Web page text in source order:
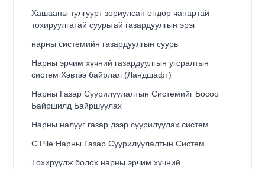
Хашааны тулгуурт зориулсан өндөр чанартай
тохируулгатай суурьтай газардуулгын эрэг
нарны системийн газардуулгын суурь
Нарны эрчим хүчний газардуулгын угсралтын
систем Хэвтээ байрлал (Ландшафт)
Нарны Газар Суурилуулалтын Системийг Босоо
Байршилд Байршуулах
Нарны налууг газар дээр суурилуулах систем
C Pile Нарны Газар Суурилуулалтын Систем
Тохируулж болох нарны эрчим хүчний